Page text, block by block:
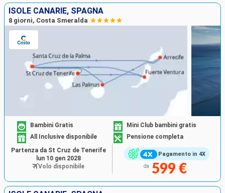
ISOLE CANARIE, SPAGNA
8 giorni, Costa Smeralda
Pagamento in 4X
Bambini Gratis
Mini Club bambini gratis
All Inclusive disponibile
Pensione completa
da 599 €
Partenza da St Cruz de Tenerife
lun 10 gen 2028
Volo disponibile